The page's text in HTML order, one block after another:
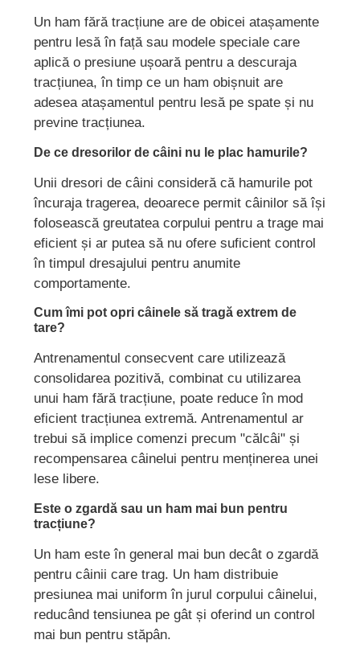
Un ham fără tracțiune are de obicei atașamente
pentru lesă în față sau modele speciale care
aplică o presiune ușoară pentru a descuraja
tracțiunea, în timp ce un ham obișnuit are
adesea atașamentul pentru lesă pe spate și nu
previne tracțiunea.
De ce dresorilor de câini nu le plac hamurile?
Unii dresori de câini consideră că hamurile pot
încuraja tragerea, deoarece permit câinilor să își
folosească greutatea corpului pentru a trage mai
eficient și ar putea să nu ofere suficient control
în timpul dresajului pentru anumite
comportamente.
Cum îmi pot opri câinele să tragă extrem de
tare?
Antrenamentul consecvent care utilizează
consolidarea pozitivă, combinat cu utilizarea
unui ham fără tracțiune, poate reduce în mod
eficient tracțiunea extremă. Antrenamentul ar
trebui să implice comenzi precum "călcâi" și
recompensarea câinelui pentru menținerea unei
lese libere.
Este o zgardă sau un ham mai bun pentru
tracțiune?
Un ham este în general mai bun decât o zgardă
pentru câinii care trag. Un ham distribuie
presiunea mai uniform în jurul corpului câinelui,
reducând tensiunea pe gât și oferind un control
mai bun pentru stăpân.